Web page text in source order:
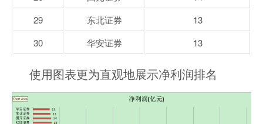
29
东北证券
13
30
华安证券 13
使用图表更为直观地展示净利润排名